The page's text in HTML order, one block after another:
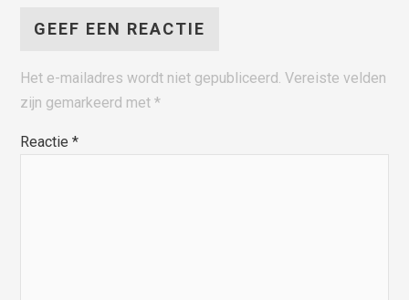
GEEF EEN REACTIE
Het e-mailadres wordt niet gepubliceerd. Vereiste velden
zijn gemarkeerd met*
Reactie*